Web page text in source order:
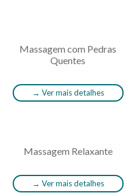
Massagem com Pedras
Quentes
→ Ver mais detalhes
Massagem Relaxante
→ Ver mais detalhes